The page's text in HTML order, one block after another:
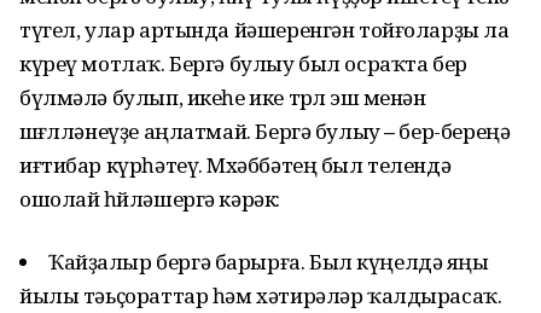
түгел, улар артында йәшеренгән тойғоларҙы ла
күреү мотлаҡ. Бергә булыу был осраҡта бер
бүлмәлә булып, икеһе ике төрлө эш менән
шөғөлләнеүҙе аңлатмай. Бергә булыу–бер-береңә
иғтибар күрһәтеү. Мөхәббәтең был телендә
ошолай һөйләшергә кәрәк:
Ҡайҙалыр бергә барырға. Был күңелдә яңы
йылы тәьҫораттар һәм хәтирәләр ҡалдырасаҡ.